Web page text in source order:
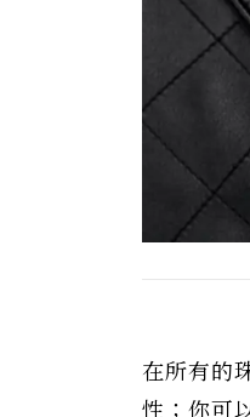
在所有的
性；你可